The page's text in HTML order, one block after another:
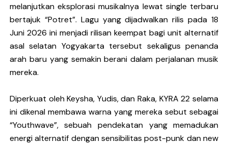
melanjutkan eksplorasi musikalnya lewat single terbaru
bertajuk “Potret”. Lagu yang dijadwalkan rilis pada 18
Juni 2026 ini menjadi rilisan keempat bagi unit alternatif
asal selatan Yogyakarta tersebut sekaligus penanda
arah baru yang semakin berani dalam perjalanan musik
mereka.
Diperkuat oleh Keysha, Yudis, dan Raka, KYRA 22 selama
ini dikenal membawa warna yang mereka sebut sebagai
“Youthwave”, sebuah pendekatan yang memadukan
energi alternatif dengan sensibilitas post-punk dan new